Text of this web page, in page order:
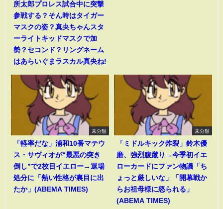
所太郎プロレス試合中に突撃
参戦する？そん時はタイガー
マスクの姿？真央ちゃんスタ
ーライトキッドマスクで加
勢？セコンド？リングネーム
はあらいぐまラスカル真央ね!
未分類
「軽率だな」浦和10番マテウ
ス・サヴィオが“最悪の突き
倒し”で2枚目イエロー→退場
処分に「熱い性格が裏目に出
たか」(ABEMA TIMES)
未分類
「ミドルキック炸裂」鈴木優
磨、強烈腹蹴り→今季初イエ
ローカードにファン物議「ち
ょっと厳しいな」「開幕戦か
らお祖母様に怒られる」
(ABEMA TIMES)